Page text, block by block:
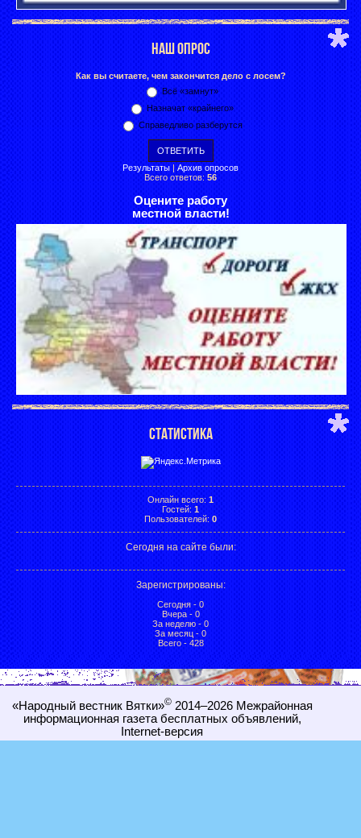
НАШ ОПРОС
Как вы считаете, чем закончится дело с лосем?
Всё «замнут»
Назначат «крайнего»
Справедливо разберутся
Результаты | Архив опросов
Всего ответов: 56
Оцените работу
местной власти!
СТАТИСТИКА
Онлайн всего: 1
Гостей: 1
Пользователей: 0
Сегодня на сайте были:
Зарегистрированы:
Сегодня - 0
Вчера - 0
За неделю - 0
За месяц - 0
Всего - 428
«Народный вестник Вятки»©2014–2026 Межрайонная
информационная газета бесплатных объявлений,
Internet-версия